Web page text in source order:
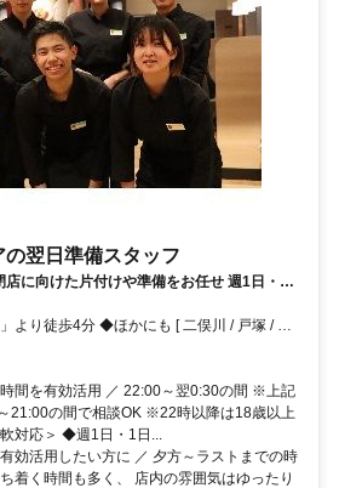
翌日準備スタッフ
に向けた片付けや準備をお任せ 週1日・短
けも歓迎 交通費支給や食事補助など待遇も
より徒歩4分 ◆ほかにも [ 二俣川 / 戸塚 / 東
車で14～26分程度!!※自転車 / 車 / バイク通
間を有効活用 ／ 22:00～翌0:30の間 ※上記
21:00の間で相談OK ※22時以降は18歳以上
対応＞ ◆週1日・1日...
効活用したい方に ／ 夕方～ラストまでの時
着く時間も多く、 店内の雰囲気はゆったり